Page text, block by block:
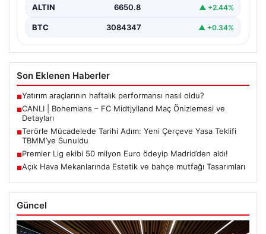
ALTIN 6650.8 ▲ +2.44%
BTC 3084347 ▲ +0.34%
Son Eklenen Haberler
■Yatırım araçlarının haftalık performansı nasıl oldu?
■CANLI | Bohemians – FC Midtjylland Maç Önizlemesi ve
Detayları
■Terörle Mücadelede Tarihi Adım: Yeni Çerçeve Yasa Teklifi
TBMM’ye Sunuldu
■Premier Lig ekibi 50 milyon Euro ödeyip Madrid’den aldı!
■Açık Hava Mekanlarında Estetik ve bahçe mutfağı Tasarımları
Güncel